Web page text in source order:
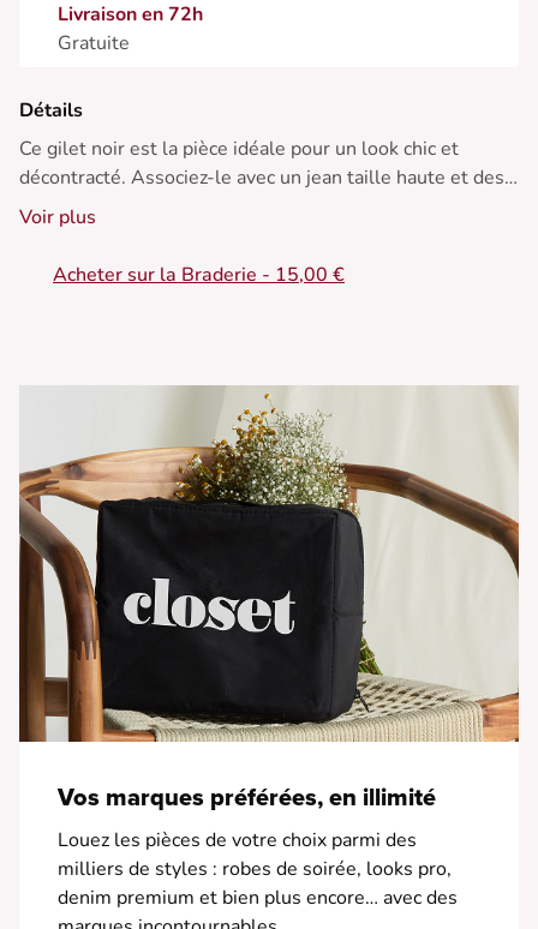
Livraison en 72h
Gratuite
Détails
Ce gilet noir est la pièce idéale pour un look chic et
décontracté. Associez-le avec un jean taille haute et des
bottines pour une allure élégante, ou portez-le sur une
robe fluide pour une touche de sophistication. Parfait en
toute saison.
• Boutons dorés
Voir plus
Acheter sur la Braderie - 15,00 €
Vos marques préférées, en illimité
Louez les pièces de votre choix parmi des
milliers de styles : robes de soirée, looks pro,
denim premium et bien plus encore… avec des